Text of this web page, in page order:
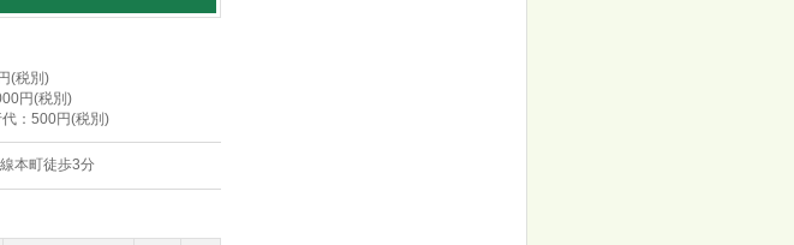
(税別)
円(税別)
代：500円(税別)
本町徒歩3分